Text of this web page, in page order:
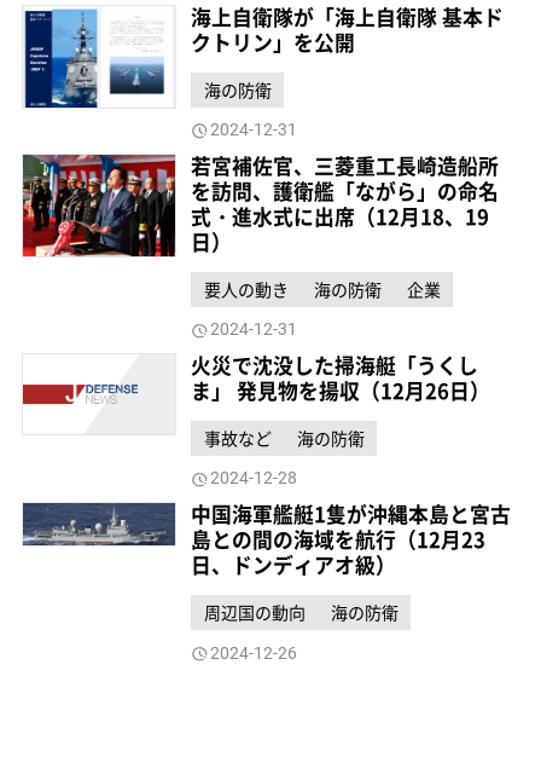
海上自衛隊が「海上自衛隊 基本ド
クトリン」を公開
海の防衛
2024-12-31
若宮補佐官、三菱重工長崎造船所
を訪問、護衛艦「ながら」の命名
式・進水式に出席（12月18、19
日）
要人の動き 海の防衛 企業
2024-12-31
火災で沈没した掃海艇「うくし
ま」 発見物を揚収（12月26日）
事故など 海の防衛
2024-12-28
中国海軍艦艇1隻が沖縄本島と宮古
島との間の海域を航行（12月23
日、ドンディアオ級）
周辺国の動向 海の防衛
2024-12-26